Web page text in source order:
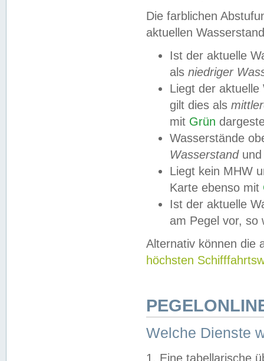
Die farblichen
aktuellen
Ist der aktuelle
als niedriger
Liegt der
gilt dies als
mit Grün
Wasserstände
Wasserstandund
Liegt kein MHW
Karte ebenso mit
Ist der aktuelle
am Pegel vor,
Alternativ können die
höchsten
Welche Dienste
1. Eine tabellarische